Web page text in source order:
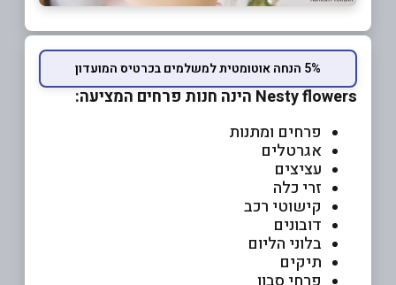
5% הנחה אוטומטית למשלמים בכרטיס המועדון
Nesty flowers הינה חנות פרחים המציעה:
פרחים ומתנות
אגרטלים
עציצים
זרי כלה
קישוטי רכב
דובונים
בלוני הליום
תיקים